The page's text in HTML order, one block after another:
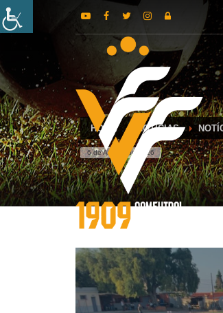
HOME NOTICIAS
6 de August de 2026